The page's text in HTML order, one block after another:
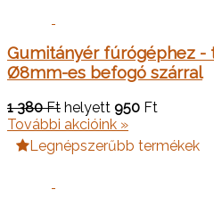
Gumitányér fúrógéphez -
Ø8mm-es befogó szárral
1 380 Ft helyett 950 Ft
További akcióink »
Legnépszerűbb termékek